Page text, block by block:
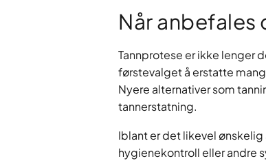
Når anbefales
Tannprotese er ikke lenger
førstevalget å erstatte
Nyere alternativer som
tannerstatning.
Iblant er det likevel
hygienekontroll eller andre